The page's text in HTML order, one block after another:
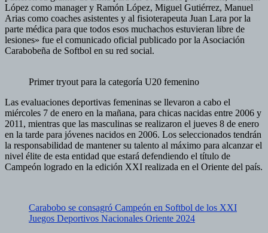
López como manager y Ramón López, Miguel Gutiérrez, Manuel
Arias como coaches asistentes y al fisioterapeuta Juan Lara por la
parte médica para que todos esos muchachos estuvieran libre de
lesiones» fue el comunicado oficial publicado por la Asociación
Carabobeña de Softbol en su red social.
Primer tryout para la categoría U20 femenino
Las evaluaciones deportivas femeninas se llevaron a cabo el
miércoles 7 de enero en la mañana, para chicas nacidas entre 2006 y
2011, mientras que las masculinas se realizaron el jueves 8 de enero
en la tarde para jóvenes nacidos en 2006. Los seleccionados tendrán
la responsabilidad de mantener su talento al máximo para alcanzar el
nivel élite de esta entidad que estará defendiendo el título de
Campeón logrado en la edición XXI realizada en el Oriente del país.
Carabobo se consagró Campeón en Softbol de los XXI
Juegos Deportivos Nacionales Oriente 2024